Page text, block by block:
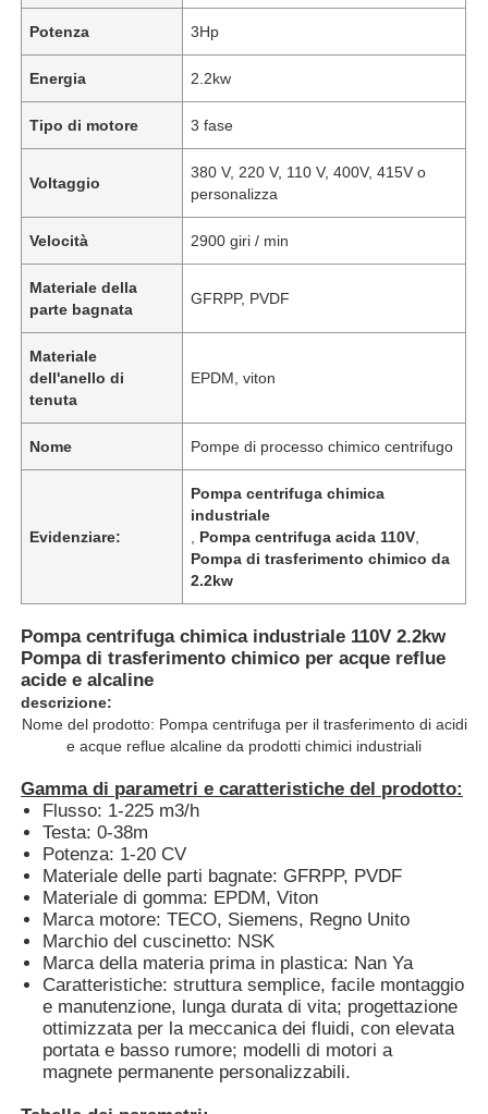
Casa
Prodotti
Video
Potenza 3Hp
Energia 2.2kw
Tipo di motore 3 fase
Voltaggio
380 V, 220 V, 110 V, 400V, 415V o
personalizza
Velocità 2900 giri / min
Materiale della
parte bagnata
GFRPP, PVDF
Materiale
dell'anello di
tenuta
EPDM, viton
Nome Pompe di processo chimico centrifugo
Evidenziare:
Pompa centrifuga chimica
industriale
Pompa centrifuga acida 110V
Pompa di trasferimento chimico da
2.2kw
Pompa centrifuga chimica industriale 110V 2.2kw
Pompa di trasferimento chimico per acque reflue
acide e alcaline
descrizione:
Nome del prodotto: Pompa centrifuga per il trasferimento di acidi
e acque reflue alcaline da prodotti chimici industriali
Gamma di parametri e caratteristiche del prodotto:
Flusso: 1-225 m3/h
Testa: 0-38m
Potenza: 1-20 CV
Materiale delle parti bagnate: GFRPP, PVDF
Materiale di gomma: EPDM, Viton
Marca motore: TECO, Siemens, Regno Unito
Marchio del cuscinetto: NSK
Marca della materia prima in plastica: Nan Ya
Caratteristiche: struttura semplice, facile montaggio
e manutenzione, lunga durata di vita; progettazione
ottimizzata per la meccanica dei fluidi, con elevata
portata e basso rumore; modelli di motori a
magnete permanente personalizzabili.